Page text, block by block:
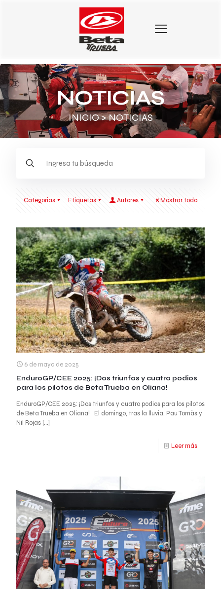
NOTICIAS
INICIO> NOTICIAS
Categorias Etiquetas Autores Mostrar todo
6 de mayo de 2025
EnduroGP/CEE 2025: ¡Dos triunfos y cuatro podios
para los pilotos de Beta Trueba en Oliana!
EnduroGP/CEE 2025: ¡Dos triunfos y cuatro podios para los pilotos
de Beta Trueba en Oliana! El domingo, tras la lluvia, Pau Tomàs y
Nil Rojas […]
Leer más